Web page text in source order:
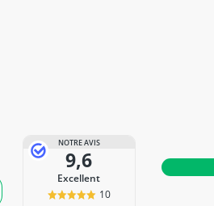
NOTRE AVIS
9,6
Excellent
10